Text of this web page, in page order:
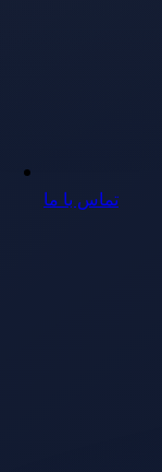
تماس با ما